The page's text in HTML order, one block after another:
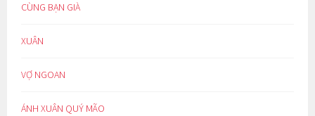
CÙNG BẠN GIÀ
XUÂN
VỢ NGOAN
ÁNH XUÂN QUÝ MÃO